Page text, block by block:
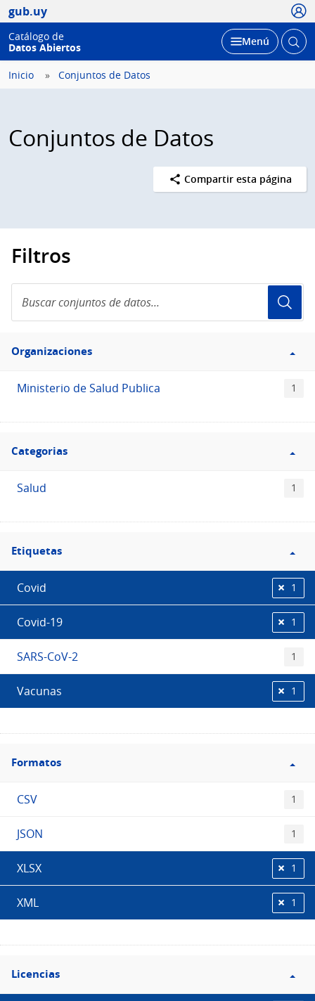
gub.uy
Catálogo de
Datos Abiertos
Desplegar
Menú Abrir
Inicio Conjuntos de Datos
Conjuntos de Datos
Compartir esta página
Filtros
conjuntos
de
Filtro
Organizaciones
Organizaciones
Ministerio de Salud Publica 1
Filtro
Categorias
Categorias
Salud 1
Filtro
Etiquetas
Etiquetas
Covid 1
Covid-19 1
SARS-CoV-2 1
Vacunas 1
Filtro
Formatos
Formatos
CSV 1
JSON 1
XLSX 1
XML 1
Filtro
Licencias
Licencias